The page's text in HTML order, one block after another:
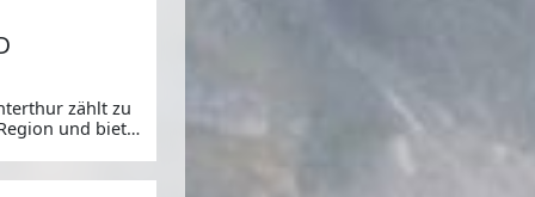
zählt zu
und bietet